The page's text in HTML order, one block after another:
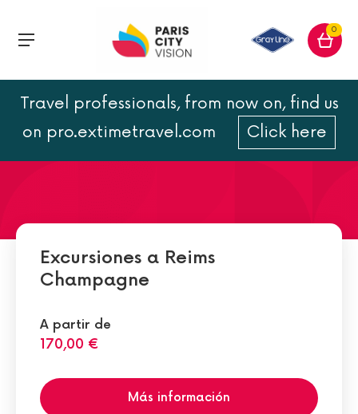
0
Travel professionals, from now on, find us
on pro.extimetravel.com
Click here
Epernay
Excursiones a Reims
Champagne
A partir de
170,00 €
Más información